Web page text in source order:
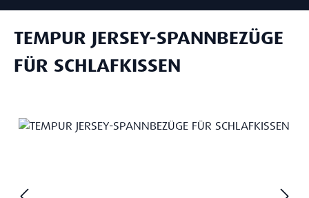
TEMPUR JERSEY-SPANNBEZÜGE
FÜR SCHLAFKISSEN
Bildergalerie überspringen